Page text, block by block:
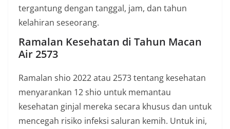
tergantung dengan tanggal, jam, dan tahun
kelahiran seseorang.
Ramalan Kesehatan di Tahun Macan
Air 2573
Ramalan shio 2022 atau 2573 tentang kesehatan
menyarankan 12 shio untuk memantau
kesehatan ginjal mereka secara khusus dan untuk
mencegah risiko infeksi saluran kemih. Untuk ini,